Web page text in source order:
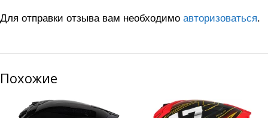
Для отправки отзыва вам необходимо авторизоваться.
Похожие